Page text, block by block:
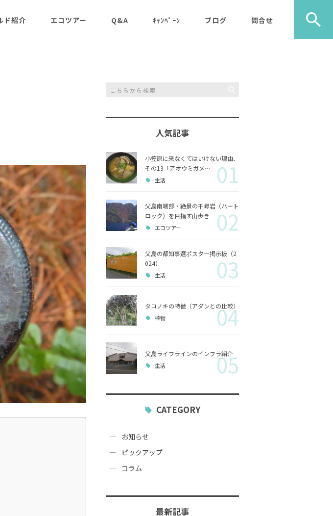
しら？
ベリーレポート集
原の概略紹介
編（小笠原・国内）
資料・情報編
ド紹介
東平＆初寝山（森歩き）
傘山（森歩きコース）
植物・シダ)
夜明山戦跡群
大村第二砲台跡
な観光･学習
れる地質紹介
エコツアー
山歩き（千尋岩）と森歩
マルベリーパック（2名
3/11月以降）
参加の皆様へ
利用のルールやガイドラ
イン
Q&A ｷｬﾝﾍﾟｰﾝ ブログ
その他
問合せ
人気記事
小笠原に来なくてはいけない理由、
その13「アオウミガメ…
生活 01
父島南端部・絶景の千尋岩（ハート
ロック）を目指す山歩き
エコツアー 02
父島の都知事選ポスター掲示板（2
024）
生活 03
タコノキの特徴（アダンとの比較）
植物 04
父島ライフラインのインフラ紹介
生活 05
CATEGORY
お知らせ
ピックアップ
コラム
最新記事